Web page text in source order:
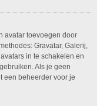
avatar toevoegen door
Gravatar, Galerij,
in te schakelen en
Als je geen
een beheerder voor je